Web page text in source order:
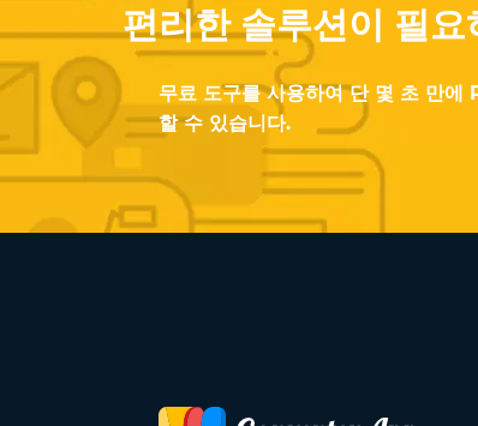
편리한 솔루션이 필요
무료 도구를 사용하여 단 몇 초 만
할 수 있습니다.